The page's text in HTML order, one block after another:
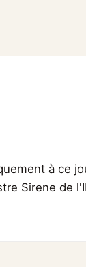
à ce
Sirene de